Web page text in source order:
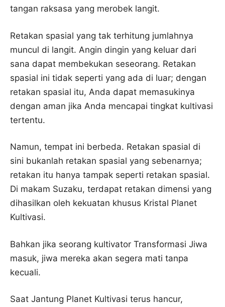
tangan raksasa yang merobek langit.
Retakan spasial yang tak terhitung jumlahnya
muncul di langit. Angin dingin yang keluar dari
sana dapat membekukan seseorang. Retakan
spasial ini tidak seperti yang ada di luar; dengan
retakan spasial itu, Anda dapat memasukinya
dengan aman jika Anda mencapai tingkat kultivasi
tertentu.
Namun, tempat ini berbeda. Retakan spasial di
sini bukanlah retakan spasial yang sebenarnya;
retakan itu hanya tampak seperti retakan spasial.
Di makam Suzaku, terdapat retakan dimensi yang
dihasilkan oleh kekuatan khusus Kristal Planet
Kultivasi.
Bahkan jika seorang kultivator Transformasi Jiwa
masuk, jiwa mereka akan segera mati tanpa
kecuali.
Saat Jantung Planet Kultivasi terus hancur,